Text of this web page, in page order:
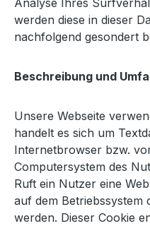
Analyse Ihres
werden diese in dieser
nachfolgend gesondert
Beschreibung und
Unsere Webseite
handelt es sich um
Internetbrowser bzw.
Computersystem des
Ruft ein Nutzer eine
auf dem Betriebssystem
werden. Dieser Cookie